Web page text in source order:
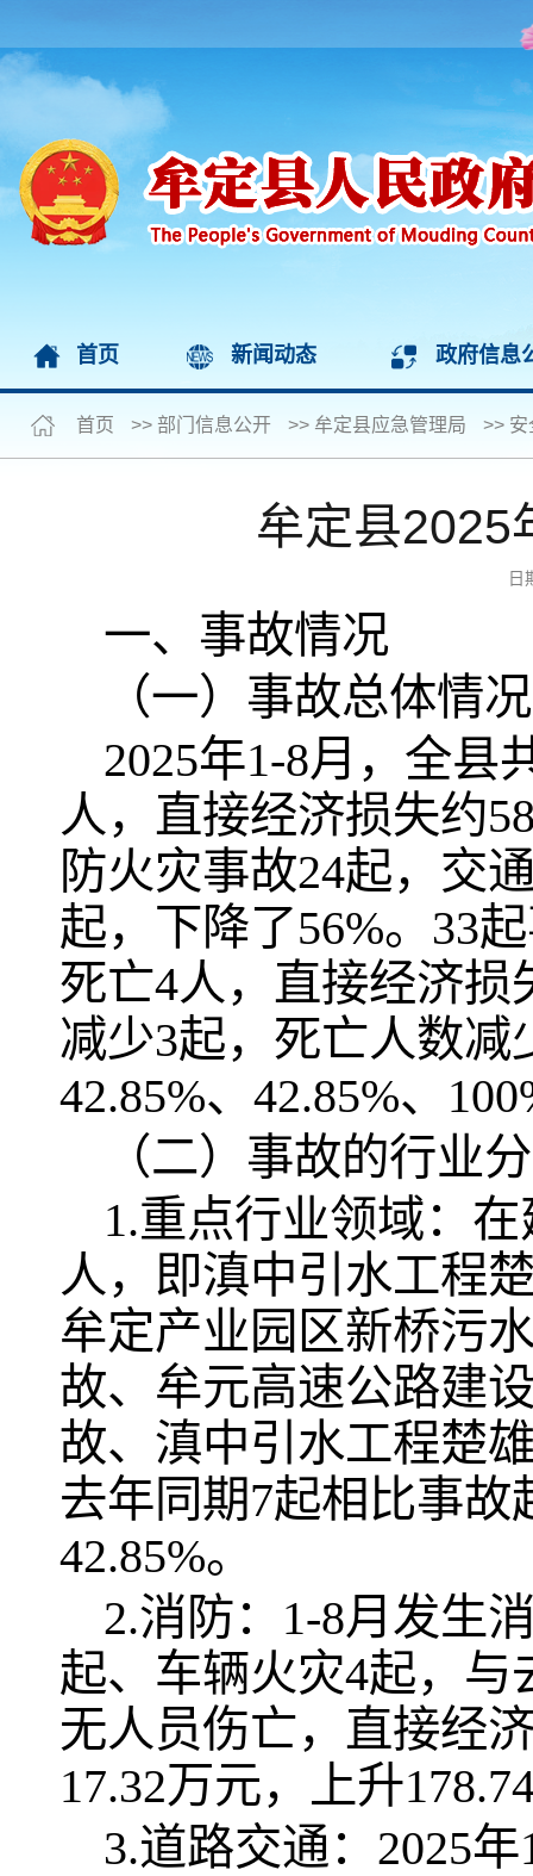
首页 新闻动态 政府信息
首页 >> 部门信息公开 >> 牟定县应急管理局 >> 安
牟定县2025
日
一、事故情况
（一）事故总体情况
2025年1-8月，全县
人，直接经济损失约
防火灾事故24起，交
起，下降了56%。33
死亡4人，直接经济损
减少3起，死亡人数减
42.85%、42.85%、
（二）事故的行业
1.重点行业领域：
人，即滇中引水工程
牟定产业园区新桥污
故、牟元高速公路建
故、滇中引水工程楚
去年同期7起相比事
42.85%。
2.消防：1-8月发生
起、车辆火灾4起，与
无人员伤亡，直接经
17.32万元，上升
3.道路交通：2025